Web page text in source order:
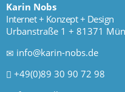
Karin Nobs
Internet + Konzept + Design
Urbanstraße 1 + 81371
info@karin-nobs.de
+49(0)89 30 90 72 98